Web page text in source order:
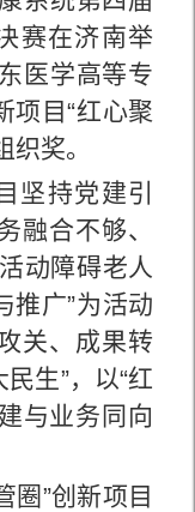
赛在济南举
医学高等专
项目“红心聚
奖。
持党建引
融合不够、
动障碍老人
推广”为活动
关、成果转
生”，以“红
与业务同向
圈”创新项目